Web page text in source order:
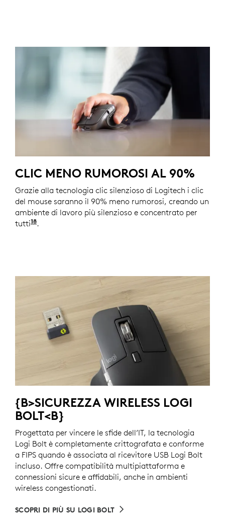
CLIC MENO RUMOROSI AL 90%
Grazie alla tecnologia clic silenzioso di Logitech i clic
del mouse saranno il 90% meno rumorosi, creando un
ambiente di lavoro più silenzioso e concentrato per
tutti18Rispetto a Logitech MX Master 3.
.
{B>SICUREZZA WIRELESS LOGI
BOLT<B}
Progettata per vincere le sfide dell’IT, la tecnologia
Logi Bolt è completamente crittografata e conforme
a FIPS quando è associata al ricevitore USB Logi Bolt
incluso. Offre compatibilità multipiattaforma e
connessioni sicure e affidabili, anche in ambienti
wireless congestionati.
SCOPRI DI PIÙ SU LOGI BOLT